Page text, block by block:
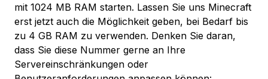
mit 1024 MB RAM starten. Lassen Sie uns Minecraft
erst jetzt auch die Möglichkeit geben, bei Bedarf bis
zu 4 GB RAM zu verwenden. Denken Sie daran,
dass Sie diese Nummer gerne an Ihre
Servereinschränkungen oder